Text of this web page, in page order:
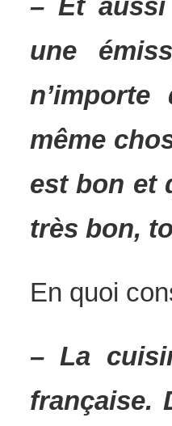
– Et aussi
une
même
est bon et
très bon,
En quoi
– La
française.